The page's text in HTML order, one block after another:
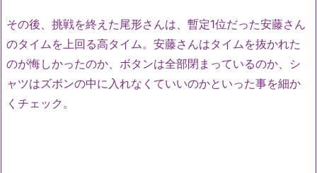
その後、挑戦を終えた尾形さんは、暫定1位だった安藤さん
のタイムを上回る高タイム。安藤さんはタイムを抜かれた
のが悔しかったのか、ボタンは全部閉まっているのか、シ
ャツはズボンの中に入れなくていいのかといった事を細か
くチェック。